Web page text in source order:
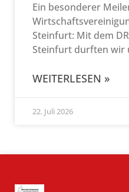
Ein besonderer
Steinfurt: Mit dem
Steinfurt durften wir
WEITERLESEN »
22. Juli 2026